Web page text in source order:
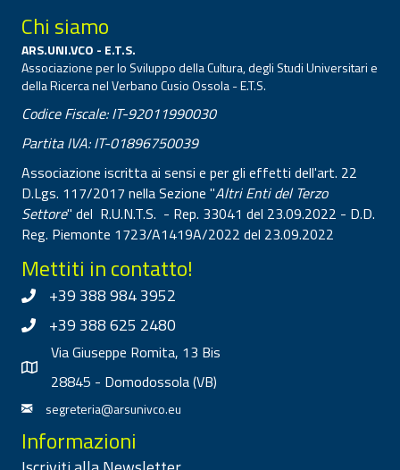
Chi siamo
ARS.UNI.VCO - E.T.S.
Associazione per lo Sviluppo della Cultura, degli Studi Universitari e
della Ricerca nel Verbano Cusio Ossola - E.T.S.
Codice Fiscale: IT-92011990030
Partita IVA: IT-01896750039
Associazione iscritta ai sensi e per gli effetti dell'art. 22
D.Lgs. 117/2017 nella Sezione "Altri Enti del Terzo
Settore" del R.U.N.T.S. - Rep. 33041 del 23.09.2022 - D.D.
Reg. Piemonte 1723/A1419A/2022 del 23.09.2022
Mettiti in contatto!
+39 388 984 3952
+39 388 625 2480
Via Giuseppe Romita, 13 Bis
28845 - Domodossola (VB)
segreteria@arsunivco.eu
Informazioni